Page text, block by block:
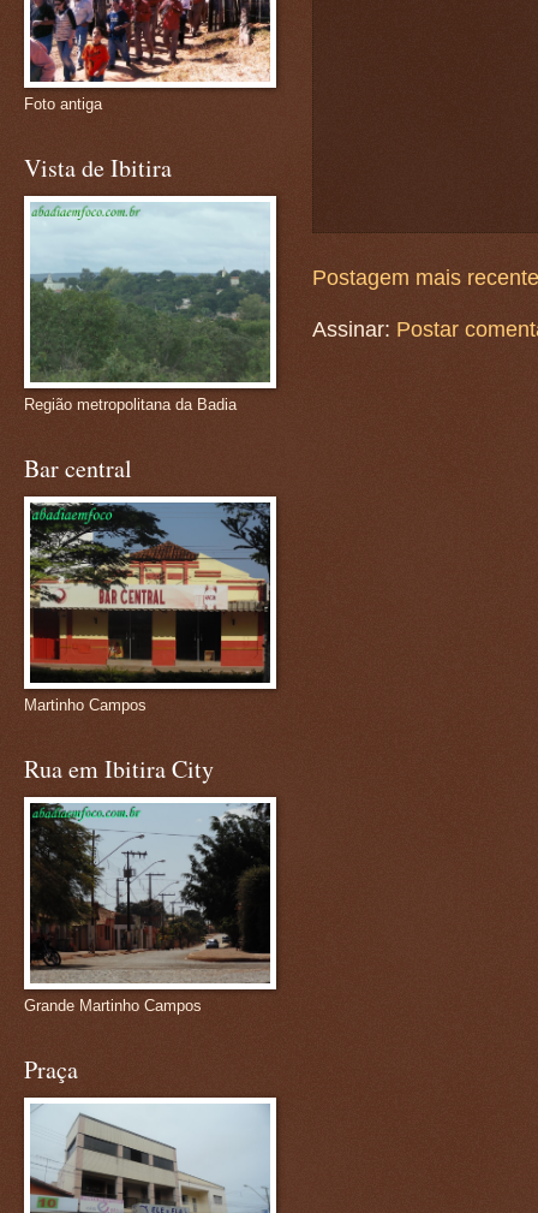
Postagem mais recente
Assinar: Postar
Foto antiga
Vista de Ibitira
Região metropolitana da Badia
Bar central
Martinho Campos
Rua em Ibitira City
Grande Martinho Campos
Praça